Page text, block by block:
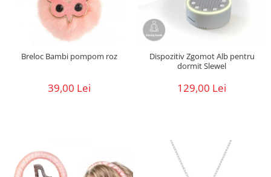
Breloc Bambi pompom roz
39,00 Lei
Dispozitiv Zgomot Alb pentru
dormit Slewel
129,00 Lei